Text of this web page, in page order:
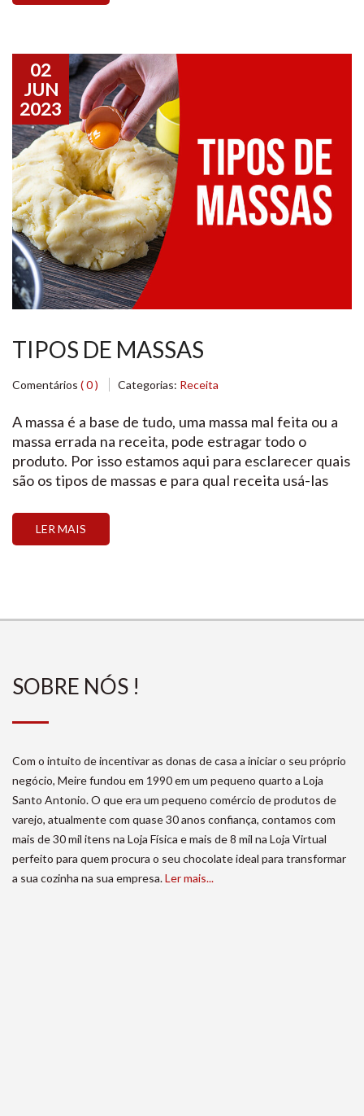
TIPOS DE MASSAS
Comentários ( 0 ) Categorias: Receita
A massa é a base de tudo, uma massa mal feita ou a
massa errada na receita, pode estragar todo o
produto. Por isso estamos aqui para esclarecer quais
são os tipos de massas e para qual receita usá-las
LER MAIS
02
JUN
2023
SOBRE NÓS !
Com o intuito de incentivar as donas de casa a iniciar o seu próprio
negócio, Meire fundou em 1990 em um pequeno quarto a Loja
Santo Antonio. O que era um pequeno comércio de produtos de
varejo, atualmente com quase 30 anos confiança, contamos com
mais de 30 mil itens na Loja Física e mais de 8 mil na Loja Virtual
perfeito para quem procura o seu chocolate ideal para transformar
a sua cozinha na sua empresa.Ler mais...